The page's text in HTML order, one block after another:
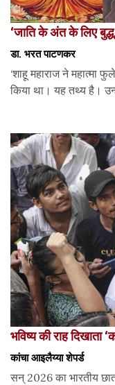
‘जाति के अंत के लिए
डा. भरत पाटणकर
‘शाहू महाराज ने महात्मा
किया था। यह तथ्य है।
भविष्य की राह
कांचा आइलैय्या शेपर्ड
सन् 2026 का भारतीय